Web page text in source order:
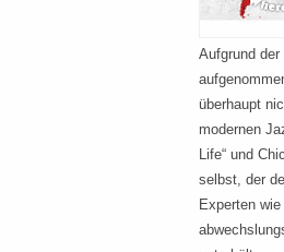
Aufgrund
überhaupt
modernen
Life“ und
selbst, der
Experten